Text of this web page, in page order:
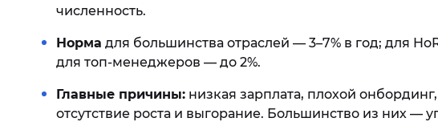
численность.
Норма для большинства отраслей — 3–7% в год; для
для топ-менеджеров — до 2%.
Главные причины: низкая зарплата, плохой
отсутствие роста и выгорание. Большинство из них —